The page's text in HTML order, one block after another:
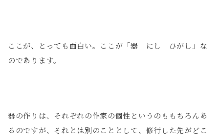
ここが、とっても面白い。ここが「器 にし ひがし」な
のであります。
器の作りは、それぞれの作家の個性というのももちろんあ
るのですが、それとは別のこととして、修行した先がどこ